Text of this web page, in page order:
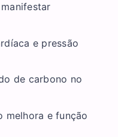
e pressão
de carbono no
melhora e função